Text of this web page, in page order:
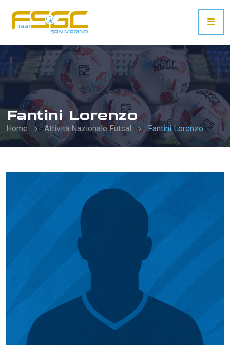
Fantini Lorenzo
Home Attività Nazionale Futsal Fantini Lorenzo